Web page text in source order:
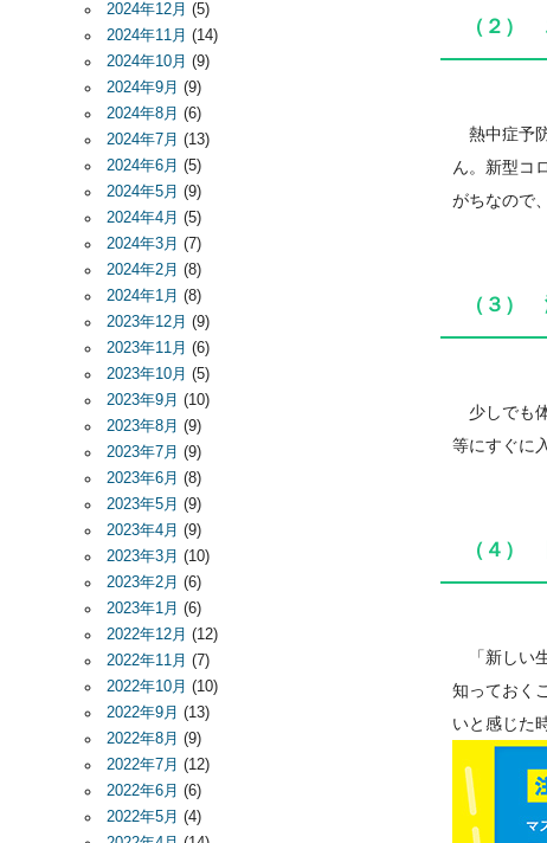
（２）
熱中症予
ん。新型コ
がちなので
（３）
少しでも
等にすぐに
（４）
「新しい
知っておく
いと感じた
2024年12月 (5)
2024年11月 (14)
2024年10月 (9)
2024年9月 (9)
2024年8月 (6)
2024年7月 (13)
2024年6月 (5)
2024年5月 (9)
2024年4月 (5)
2024年3月 (7)
2024年2月 (8)
2024年1月 (8)
2023年12月 (9)
2023年11月 (6)
2023年10月 (5)
2023年9月 (10)
2023年8月 (9)
2023年7月 (9)
2023年6月 (8)
2023年5月 (9)
2023年4月 (9)
2023年3月 (10)
2023年2月 (6)
2023年1月 (6)
2022年12月 (12)
2022年11月 (7)
2022年10月 (10)
2022年9月 (13)
2022年8月 (9)
2022年7月 (12)
2022年6月 (6)
2022年5月 (4)